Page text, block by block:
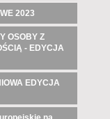
2023
OSOBY Z
- EDYCJA
EDYCJA